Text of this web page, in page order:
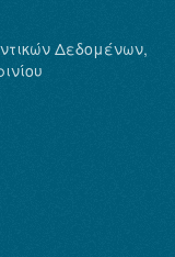
Δεδομένων,